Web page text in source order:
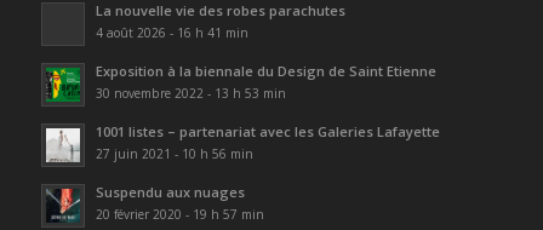
La nouvelle vie des robes parachutes
4 août 2026 - 16 h 41 min
Exposition à la biennale du Design de Saint Etienne
30 novembre 2022 - 13 h 53 min
1001 listes – partenariat avec les Galeries Lafayette
27 juin 2021 - 10 h 56 min
Suspendu aux nuages
20 février 2020 - 19 h 57 min